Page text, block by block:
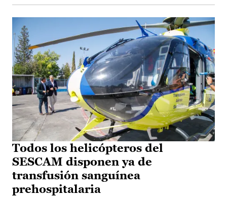
Todos los helicópteros del
SESCAM disponen ya de
transfusión sanguínea
prehospitalaria